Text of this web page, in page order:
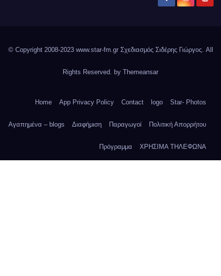
© Copyright 2008-2023 www.star-fm.gr Σχεδιασμός Σιδέρης Γιώργος. All
Rights Reserved. by Themeansar
Home App Privacy Policy Contact logo Star- Photos
Αγαπημένα – blogs Διαφήμιση Παραγωγοί Πολιτική Απορρήτου
Πρόγραμμα ΧΡΗΣΙΜΑ ΤΗΛΕΦΩΝΑ